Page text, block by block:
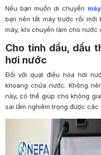
Nếu bạn muốn di chuyển
bạn nên tắt máy trước rồi mới
máy, khi chuyển làm cho nước
Cho tinh dầu, dầu
hơi nước
Đối với quạt điều hòa hơi
khoang chứa nước. Không
này, có thể giúp cho không
sai lầm nghiêm trọng được các